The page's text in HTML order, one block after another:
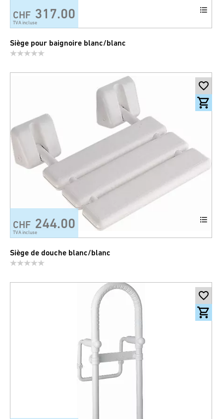
CHF 317.00
TVA incluse
Siège pour baignoire blanc/blanc
CHF 244.00
TVA incluse
Siège de douche blanc/blanc